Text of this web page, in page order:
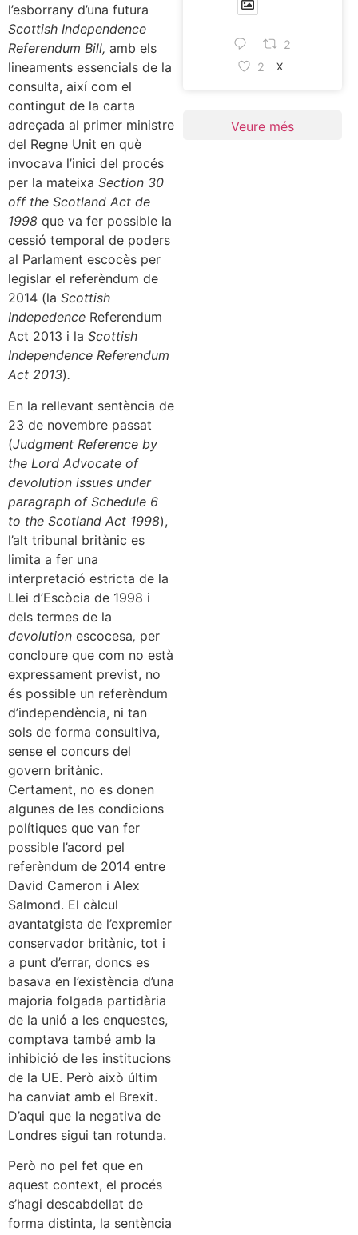
l’esborrany d’una futura
Scottish Independence
Referendum Bill, amb els
lineaments essencials de la
consulta, així com el
contingut de la carta
adreçada al primer ministre
del Regne Unit en què
invocava l’inici del procés
per la mateixa Section 30
off the Scotland Act de
1998 que va fer possible la
cessió temporal de poders
al Parlament escocès per
legislar el referèndum de
2014 (la Scottish
Indepedence Referendum
Act 2013 i la Scottish
Independence Referendum
Act 2013).
En la rellevant sentència de
23 de novembre passat
(Judgment Reference by
the Lord Advocate of
devolution issues under
paragraph of Schedule 6
to the Scotland Act 1998),
l’alt tribunal britànic es
limita a fer una
interpretació estricta de la
Llei d’Escòcia de 1998 i
dels termes de la
devolution escocesa, per
concloure que com no està
expressament previst, no
és possible un referèndum
d’independència, ni tan
sols de forma consultiva,
sense el concurs del
govern britànic.
Certament, no es donen
algunes de les condicions
polítiques que van fer
possible l’acord pel
referèndum de 2014 entre
David Cameron i Alex
Salmond. El càlcul
avantatgista de l’expremier
conservador britànic, tot i
a punt d’errar, doncs es
basava en l’existència d’una
majoria folgada partidària
de la unió a les enquestes,
comptava també amb la
inhibició de les institucions
de la UE. Però això últim
ha canviat amb el Brexit.
D’aqui que la negativa de
Londres sigui tan rotunda.
Però no pel fet que en
aquest context, el procés
s’hagi descabdellat de
forma distinta, la sentència
2
2
X
Veure més